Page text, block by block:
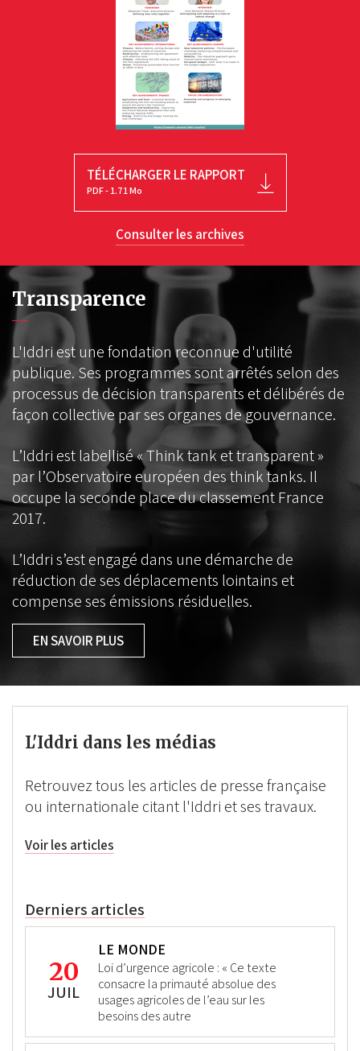
TÉLÉCHARGER LE RAPPORT
PDF - 1.71 Mo
Consulter les archives
Transparence
L'Iddri est une fondation reconnue d'utilité
publique. Ses programmes sont arrêtés selon des
processus de décision transparents et délibérés de
façon collective par ses organes de gouvernance.
L’Iddri est labellisé « Think tank et transparent »
par l’Observatoire européen des think tanks. Il
occupe la seconde place du classement France
2017.
L’Iddri s’est engagé dans une démarche de
réduction de ses déplacements lointains et
compense ses émissions résiduelles.
EN SAVOIR PLUS
L'Iddri dans les médias
Retrouvez tous les articles de presse française
ou internationale citant l'Iddri et ses travaux.
Voir les articles
Derniers articles
20
JUIL
LE MONDE
Loi d’urgence agricole : « Ce texte
consacre la primauté absolue des
usages agricoles de l’eau sur les
besoins des autre